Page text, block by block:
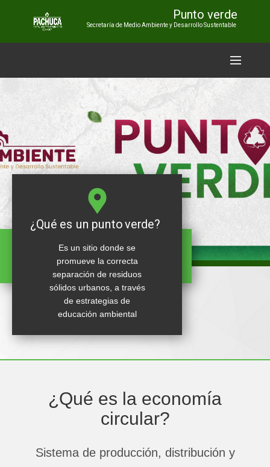
Punto verde
Secretaría de Medio Ambiente y Desarrollo Sustentable
CICLA
Video CICLA
¿Qué es un punto verde?
Es un sitio donde se
promueve la correcta
separación de residuos
sólidos urbanos, a través
de estrategias de
educación ambiental
¿Qué es la econ​omía
circular?
Sistema de producción, distri​bución y